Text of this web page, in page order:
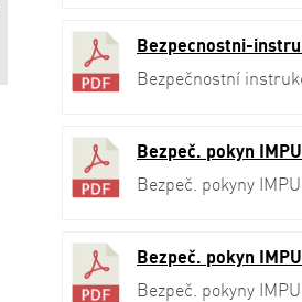
Bezpecnostni-
Bezpečnostní
Bezpeč. pokyn
Bezpeč. pokyny
Bezpeč. pokyn
Bezpeč. pokyny